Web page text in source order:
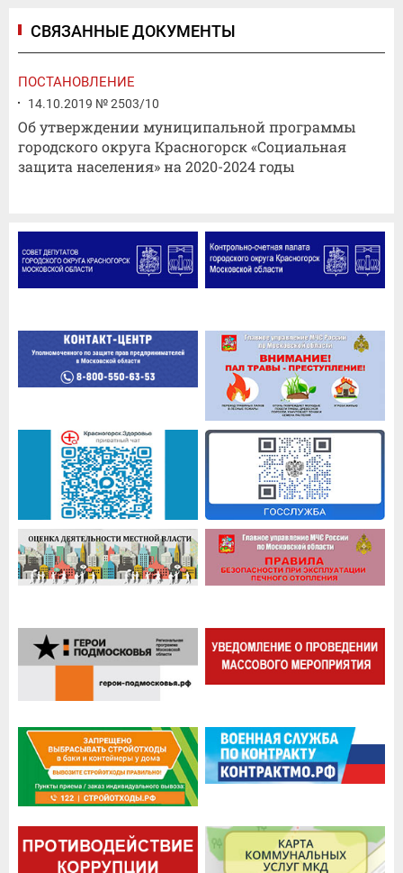
СВЯЗАННЫЕ ДОКУМЕНТЫ
ПОСТАНОВЛЕНИЕ
14.10.2019 № 2503/10
Об утверждении муниципальной программы
городского округа Красногорск «Социальная
защита населения» на 2020-2024 годы